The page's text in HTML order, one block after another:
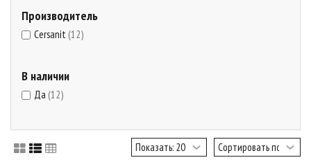
Производитель
Cersanit (12)
В наличии
Да (12)